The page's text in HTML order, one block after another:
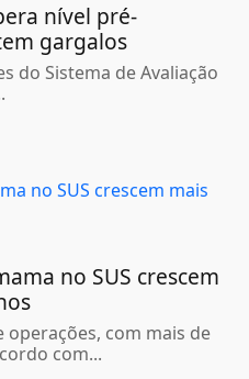
nível pré-
gargalos
do Sistema de Avaliação
no SUS crescem
operações, com mais de
com...